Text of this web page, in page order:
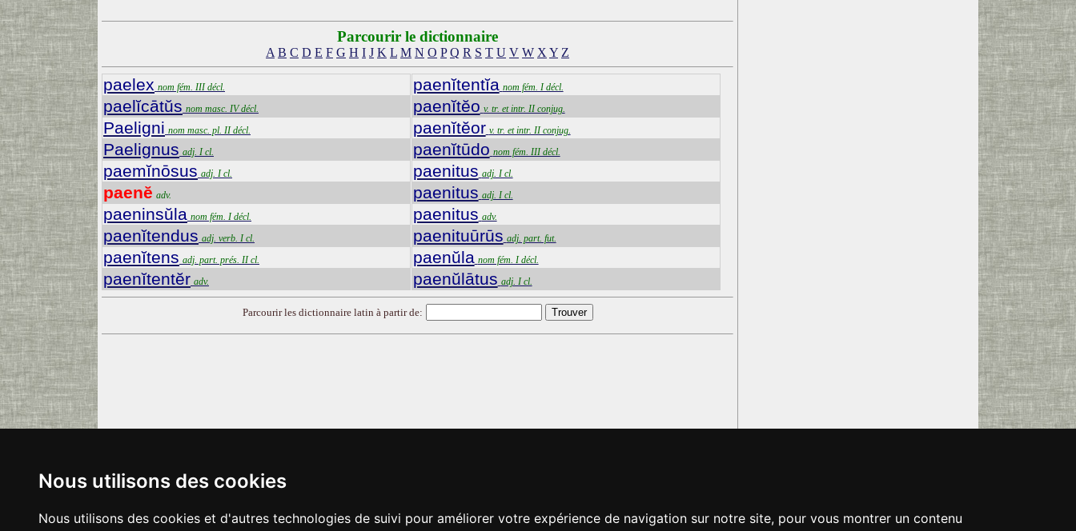
Nous utilisons des cookies
Nous utilisons des cookies et d'autres technologies de suivi pour améliorer votre expérience de navigation sur notre site, pour vous montrer un contenu
Parcourir le dictionnaire
A B C D E F G H I J K L M N O P Q R S T U V W X Y Z
paelex nom fém. III décl.
paelĭcātŭs nom masc. IV décl.
Paeligni nom masc. pl. II décl.
Paelignus adj. I cl.
paemĭnōsus adj. I cl.
paenĕ adv.
paeninsŭla nom fém. I décl.
paenĭtendus adj. verb. I cl.
paenĭtens adj. part. prés. II cl.
paenĭtentĕr adv.
paenĭtentĭa nom fém. I décl.
paenĭtĕo v. tr. et intr. II conjug.
paenĭtĕor v. tr. et intr. II conjug.
paenĭtūdo nom fém. III décl.
paenitus adj. I cl.
paenitus adj. I cl.
paenitus adv.
paenituūrūs adj. part. fut.
paenŭla nom fém. I décl.
paenŭlātus adj. I cl.
Parcourir les dictionnaire latin à partir de: